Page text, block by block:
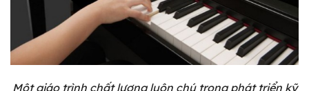
Một giáo trình chất lượng luôn chú trọng phát triển kỹ